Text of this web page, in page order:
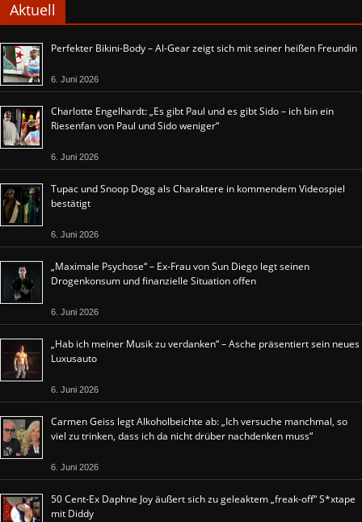
Aktuell
Perfekter Bikini-Body – Al-Gear zeigt sich mit seiner heißen Freundin
6. Juni 2026
Charlotte Engelhardt: „Es gibt Paul und es gibt Sido – ich bin ein
Riesenfan von Paul und Sido weniger“
6. Juni 2026
Tupac und Snoop Dogg als Charaktere in kommendem Videospiel
bestätigt
6. Juni 2026
„Maximale Psychose“ – Ex-Frau von Sun Diego legt seinen
Drogenkonsum und finanzielle Situation offen
6. Juni 2026
„Hab ich meiner Musik zu verdanken“ – Asche präsentiert sein neues
Luxusauto
6. Juni 2026
Carmen Geiss legt Alkoholbeichte ab: „Ich versuche manchmal, so
viel zu trinken, dass ich da nicht drüber nachdenken muss“
6. Juni 2026
50 Cent-Ex Daphne Joy äußert sich zu geleaktem „freak-off“ S*xtape
mit Diddy